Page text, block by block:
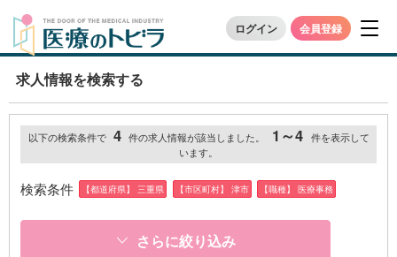
ログイン 会員登録
求人情報を検索する
以下の検索条件で 4 件の求人情報が該当しました。 1～4 件を表示して
います。
検索条件 【都道府県】 三重県 【市区町村】 津市 【職種】 医療事務
さらに絞り込み